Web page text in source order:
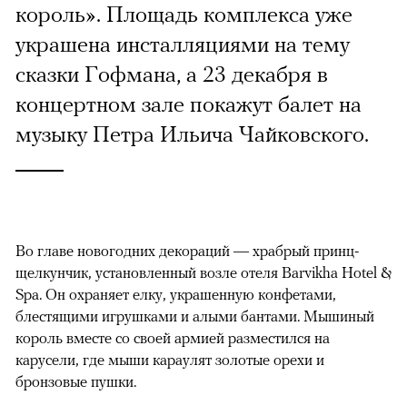
король». Площадь комплекса уже
украшена инсталляциями на тему
сказки Гофмана, а 23 декабря в
концертном зале покажут балет на
музыку Петра Ильича Чайковского.
Во главе новогодних декораций — храбрый принц-
щелкунчик, установленный возле отеля Barvikha Hotel &
Spa. Он охраняет елку, украшенную конфетами,
блестящими игрушками и алыми бантами. Мышиный
король вместе со своей армией разместился на
карусели, где мыши караулят золотые орехи и
бронзовые пушки.